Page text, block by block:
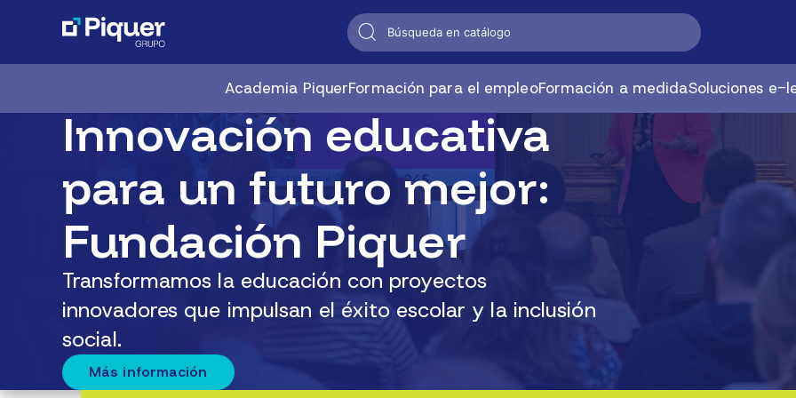
Academia PiquerFormación para el empleoFormación a medidaSoluciones e-
Innovación educativa
para un futuro mejor:
Fundación Piquer
Transformamos la educación con proyectos
innovadores que impulsan el éxito escolar y la inclusión
social.
Más información